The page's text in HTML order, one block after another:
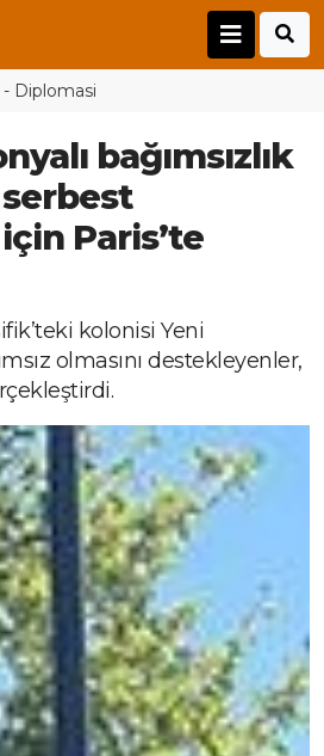
Diplomasi
bağımsızlık
serbest
için Paris’te
kolonisi Yeni
olmasını destekleyenler,